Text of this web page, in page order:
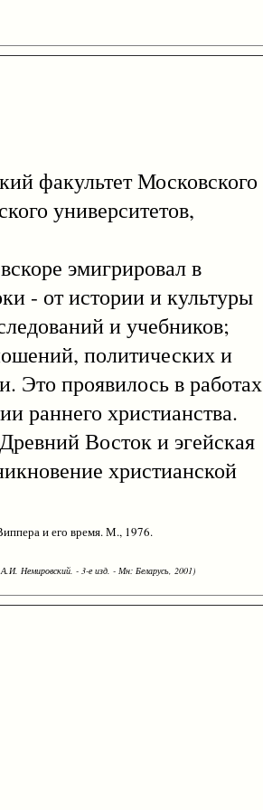
факультет Московского
университетов,
эмигрировал в
- от истории и культуры
и учебников;
политических и
Это проявилось в работах
раннего христианства.
Восток и эгейская
христианской
и его время. М., 1976.
Немировский. - 3-е изд. - Мн: Беларусь, 2001)